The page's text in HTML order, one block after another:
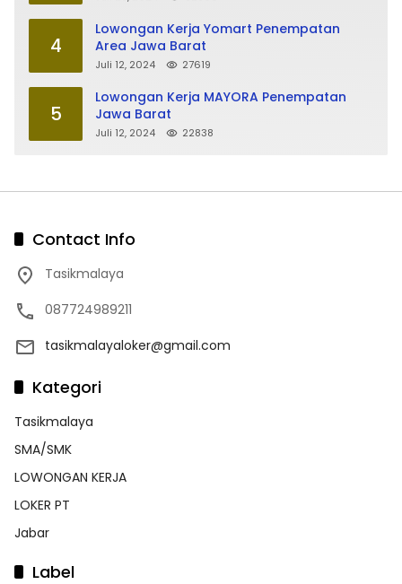
4
Lowongan Kerja Yomart Penempatan
Area Jawa Barat
Juli 12, 2024 27619
5
Lowongan Kerja MAYORA Penempatan
Jawa Barat
Juli 12, 2024 22838
Contact Info
Tasikmalaya
087724989211
tasikmalayaloker@gmail.com
Kategori
Tasikmalaya
SMA/SMK
LOWONGAN KERJA
LOKER PT
Jabar
Label